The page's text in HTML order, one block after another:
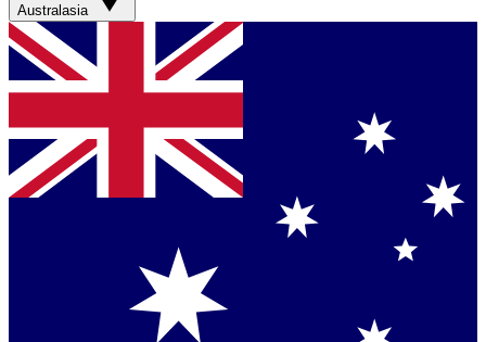
Australasia